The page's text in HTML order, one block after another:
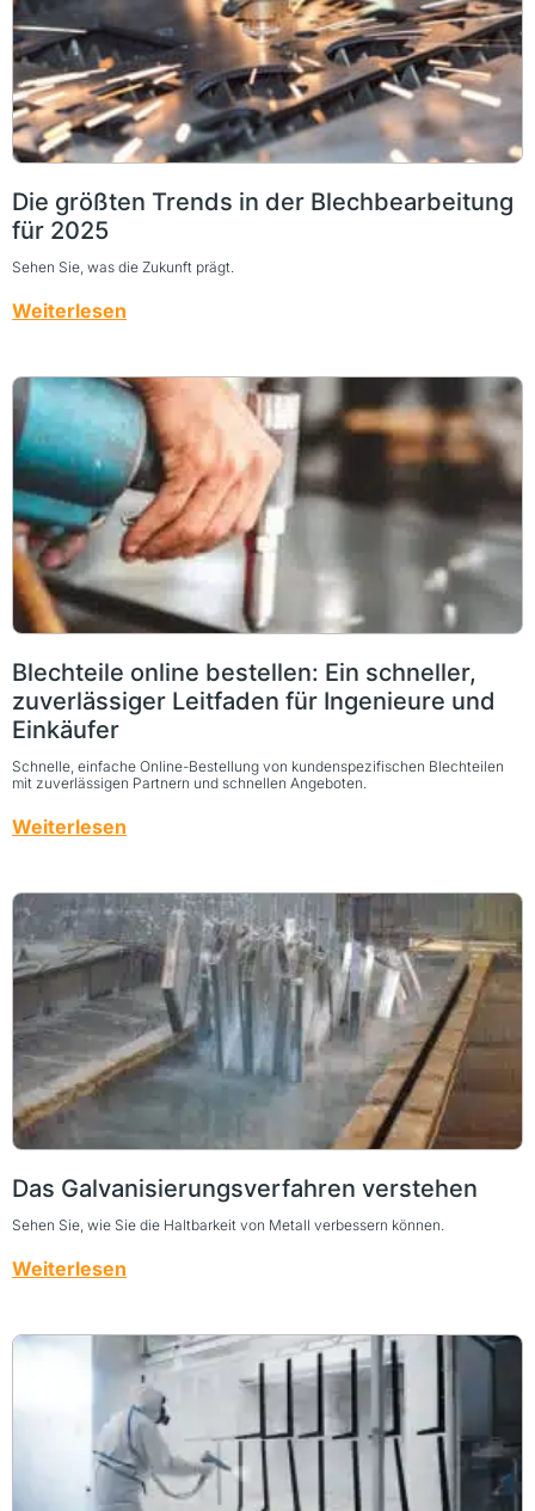
Die größten Trends in der Blechbearbeitung
für 2025
Sehen Sie, was die Zukunft prägt.
Weiterlesen
Blechteile online bestellen: Ein schneller,
zuverlässiger Leitfaden für Ingenieure und
Einkäufer
Schnelle, einfache Online-Bestellung von kundenspezifischen Blechteilen
mit zuverlässigen Partnern und schnellen Angeboten.
Weiterlesen
Das Galvanisierungsverfahren verstehen
Sehen Sie, wie Sie die Haltbarkeit von Metall verbessern können.
Weiterlesen